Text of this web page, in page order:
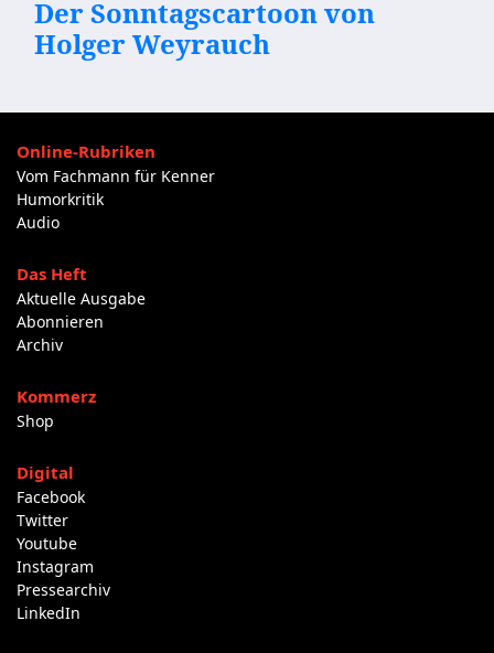
Der Sonntagscartoon von
Holger Weyrauch
Online-Rubriken
Vom Fachmann für Kenner
Humorkritik
Audio
Das Heft
Aktuelle Ausgabe
Abonnieren
Archiv
Kommerz
Shop
Digital
Facebook
Twitter
Youtube
Instagram
Pressearchiv
LinkedIn